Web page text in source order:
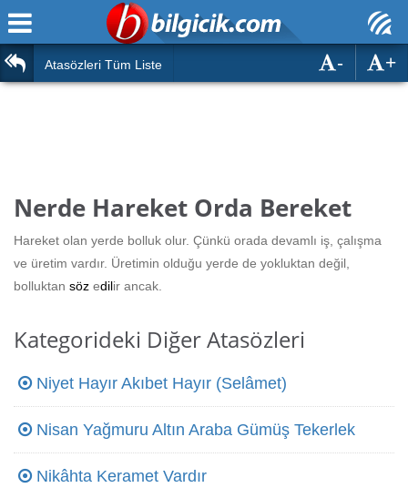
Ana Sayfa
Türk Tarihi & Kültürü
Eğitim
Diğer
Duvar Yazıları
Eğitim Haberleri
Atasözleri Tüm Liste +
-
Nerde Hareket Orda Bereket
Hareket olan yerde bolluk olur. Çünkü orada devamlı iş, çalışma
ve üretim vardır. Üretimin olduğu yerde de yokluktan değil,
bolluktan söz edilir ancak.
Kategorideki Diğer Atasözleri
Niyet Hayır Akıbet Hayır (Selâmet)
Nisan Yağmuru Altın Araba Gümüş Tekerlek
Nikâhta Keramet Vardır